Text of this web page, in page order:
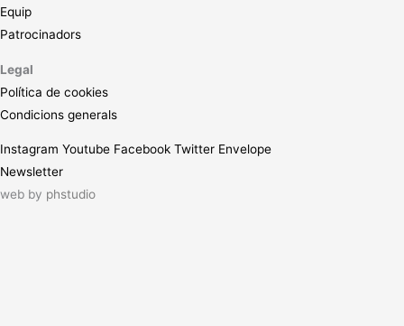
Equip
Patrocinadors
Legal
Política de cookies
Condicions generals
Instagram Youtube Facebook Twitter Envelope
Newsletter
web by phstudio